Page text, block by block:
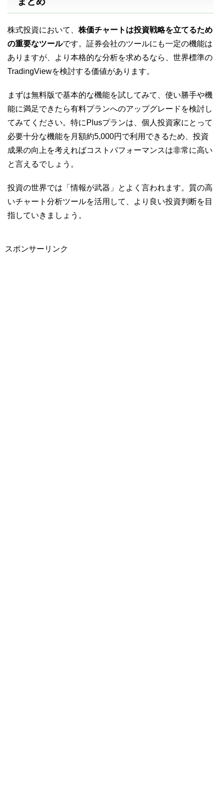
株式投資において、 株価チャートは投資戦略を立てるため
の重要なツールです。証券会社のツールにも一定の機能は
ありますが、より本格的な分析を求めるなら、世界標準の
TradingViewを検討する価値があります。
まずは無料版で基本的な機能を試してみて、使い勝手や機
能に満足できたら有料プランへのアップグレードを検討し
てみてください。特にPlusプランは、個人投資家にとって
必要十分な機能を月額約5,000円で利用できるため、投資
成果の向上を考えればコストパフォーマンスは非常に高い
と言えるでしょう。
投資の世界では「情報が武器」とよく言われます。質の高
いチャート分析ツールを活用して、より良い投資判断を目
指していきましょう。
スポンサーリンク